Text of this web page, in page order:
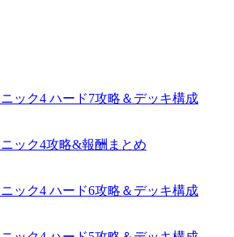
ック4 ハード7攻略＆デッキ構成
ック4攻略&報酬まとめ
ック4 ハード6攻略＆デッキ構成